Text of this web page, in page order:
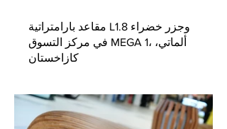
مقاعد بارامتراتية L1.8 وجزر خضراء
في مركز التسوق MEGA 1، ألماتي،
كازاخستان